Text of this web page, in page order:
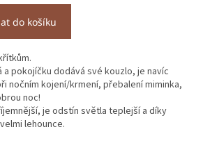
do košíku
pokojíčku dodává své kouzlo, je navíc
nočním kojení/krmení, přebalení miminka,
noc!
je odstín světla teplejší a díky
lehounce.